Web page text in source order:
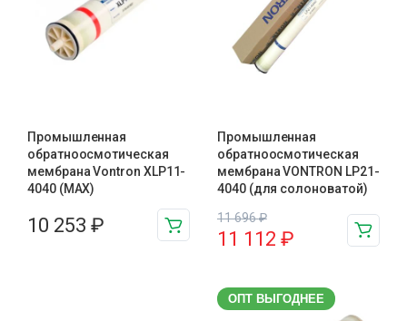
Промышленная
обратноосмотическая
мембрана Vontron XLP11-
4040 (MAX)
10 253 ₽
Промышленная
обратноосмотическая
мембрана VONTRON LP21-
4040 (для солоноватой)
11 696₽
11 112 ₽
ОПТ ВЫГОДНЕЕ